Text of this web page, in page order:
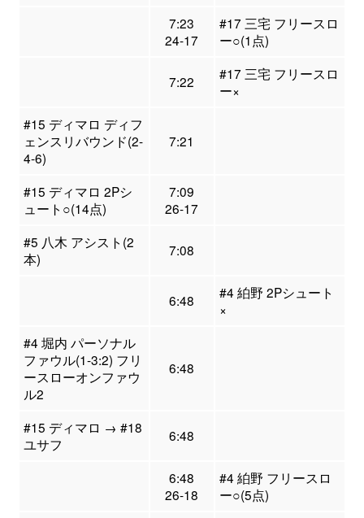
7:23
24-17
#17 三宅 フリースロ
ー○(1点)
7:22
#17 三宅 フリースロ
ー×
#15 ディマロ ディフ
ェンスリバウンド(2-
4-6)
7:21
#15 ディマロ 2Pシ
ュート○(14点)
7:09
26-17
#5 八木 アシスト(2
本)
7:08
6:48
#4 絈野 2Pシュート
×
#4 堀内 パーソナル
ファウル(1-3:2) フリ
ースローオンファウ
ル2
6:48
#15 ディマロ → #18
ユサフ
6:48
6:48
26-18
#4 絈野 フリースロ
ー○(5点)